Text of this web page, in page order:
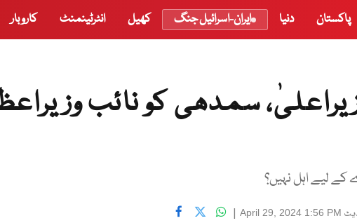
پاکستان دنیا ایران-اسرائیل جنگ کھیل انٹرٹینمنٹ کاروبار
سمدھی کو نائب
لیے اہل نہیں؟
April 29, 2024 1:56 PM
|